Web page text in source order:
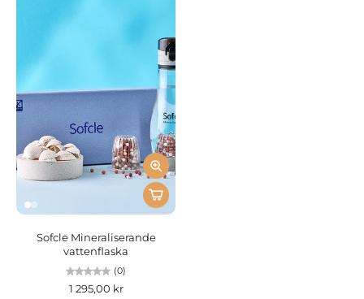
Sofcle Mineraliserande
vattenflaska
(0)
1 295,00 kr